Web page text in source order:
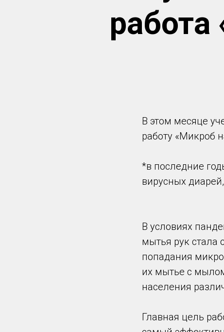
В этом месяце
работу «Микроб
*в последние
вирусных
В условиях
мытья рук стала
попадания
их мытье с
населения
Главная цель